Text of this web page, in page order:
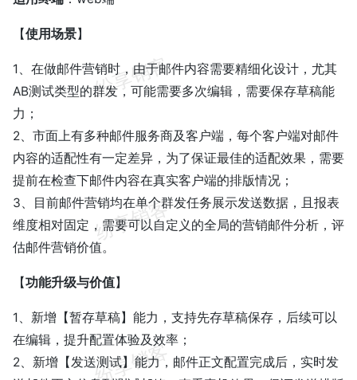
【使用场景】
1、在做邮件营销时，由于邮件内容需要精细化设计，尤其
AB测试类型的群发，可能需要多次编辑，需要保存草稿能
力；
2、市面上有多种邮件服务商及客户端，每个客户端对邮件
内容的适配性有一定差异，为了保证最佳的适配效果，需要
提前在检查下邮件内容在真实客户端的排版情况；
3、目前邮件营销均在单个群发任务展示发送数据，且报表
维度相对固定，需要可以自定义的全局的营销邮件分析，评
估邮件营销价值。
【功能升级与价值】
1、新增【暂存草稿】能力，支持先存草稿保存，后续可以
在编辑，提升配置体验及效率；
2、新增【发送测试】能力，邮件正文配置完成后，实时发